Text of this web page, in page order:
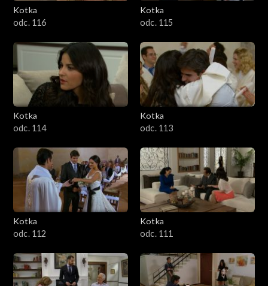
Kotka
odc. 116
Kotka
odc. 115
Kotka
odc. 114
Kotka
odc. 113
Kotka
odc. 112
Kotka
odc. 111